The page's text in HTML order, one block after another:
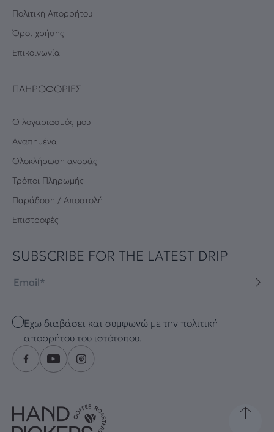
Πολιτική Απορρήτου
Όροι χρήσης
Επικοινωνία
ΠΛΗΡΟΦΟΡΊΕΣ
Ο λογαριασμός μου
Αγαπημένα
Oλοκλήρωση αγοράς
Τρόποι Πληρωμής
Παράδοση / Αποστολή
Επιστροφές
SUBSCRIBE FOR THE LATEST DRIP
Checkbox
Έχω διαβάσει και συμφωνώ με την πολιτική
απορρήτου του ιστότοπου.